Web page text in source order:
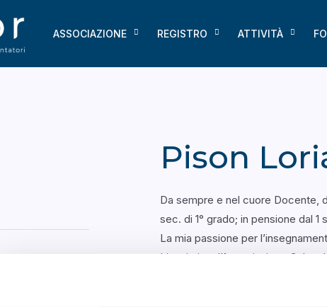
ASSOCIAZIONE REGISTRO ATTIVITÀ
Pison
Da sempre e nel cuore Docente,
sec. di 1° grado; in pensione dal
La mia passione per
Linguistico, l’Associazione
docente a contratto presso la